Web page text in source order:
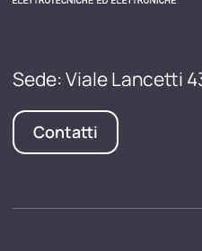
Sede: Viale Lancetti
Contatti